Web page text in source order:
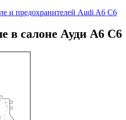
и предохранителей Audi A6 C6
в салоне Ауди А6 С6